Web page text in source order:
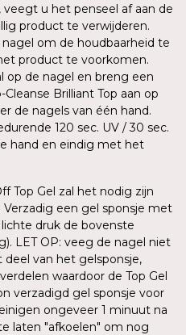
veegt u het penseel af aan de
product te verwijderen.
om de houdbaarheid te
product te voorkomen.
op de nagel en breng een
Brilliant Top aan op
de nagels van één hand.
120 sec. UV / 30 sec.
hand en eindig met het
Top Gel zal het nodig zijn
een gel sponsje met
druk de bovenste
LET OP: veeg de nagel niet
van het gelsponsje,
waardoor de Top Gel
verzadigd gel sponsje voor
ongeveer 1 minuut na
laten "afkoelen" om nog